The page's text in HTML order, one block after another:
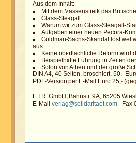
Aus dem Inhalt:
Mit dem Massenstreik das
Glass-Steagall
Warum wir zum Glass-Steagall-
Aufgaben einer neuen Pecora-
Goldman-Sachs-Skandal löst
aus
Keine oberflächliche Reform wird
Beispielhafte Führung in Zeiten
Solon von Athen und der große
DIN A4, 40 Seiten, broschiert, 50,-
PDF-Version per E-Mail Euro 25,-
E.I.R. GmbH, Bahnstr. 9A, 65205
E-Mail verlag@solidaritaet.com - Fax